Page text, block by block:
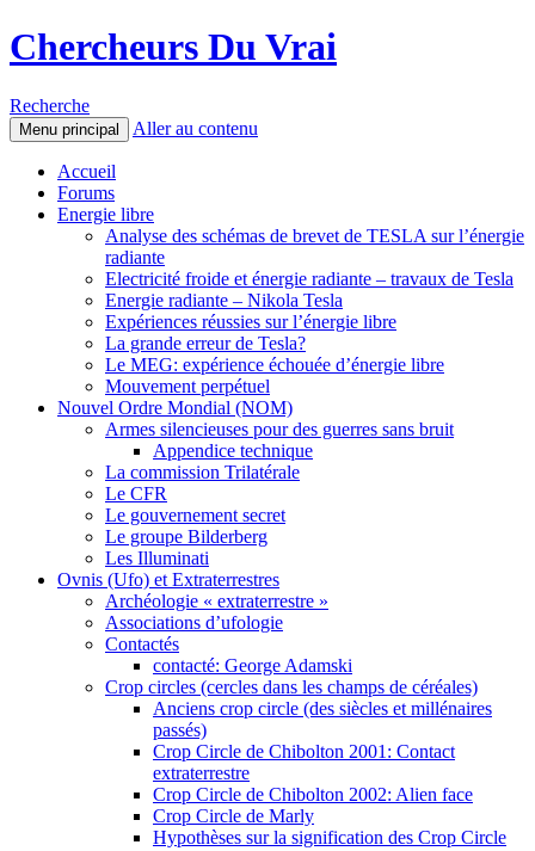
Chercheurs Du Vrai
Recherche
Menu principal Aller au contenu
Accueil
Forums
Energie libre
Analyse des schémas de brevet de TESLA sur l’énergie
radiante
Electricité froide et énergie radiante – travaux de Tesla
Energie radiante – Nikola Tesla
Expériences réussies sur l’énergie libre
La grande erreur de Tesla?
Le MEG: expérience échouée d’énergie libre
Mouvement perpétuel
Nouvel Ordre Mondial (NOM)
Armes silencieuses pour des guerres sans bruit
Appendice technique
La commission Trilatérale
Le CFR
Le gouvernement secret
Le groupe Bilderberg
Les Illuminati
Ovnis (Ufo) et Extraterrestres
Archéologie « extraterrestre »
Associations d’ufologie
Contactés
contacté: George Adamski
Crop circles (cercles dans les champs de céréales)
Anciens crop circle (des siècles et millénaires
passés)
Crop Circle de Chibolton 2001: Contact
extraterrestre
Crop Circle de Chibolton 2002: Alien face
Crop Circle de Marly
Hypothèses sur la signification des Crop Circle